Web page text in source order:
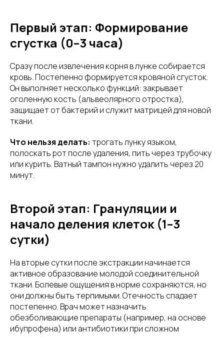
Первый этап: Формирование
сгустка (0–3 часа)
Сразу после извлечения корня в лунке собирается
кровь. Постепенно формируется кровяной сгусток.
Он выполняет несколько функций: закрывает
оголенную кость (альвеолярного отростка),
защищает от бактерий и служит матрицей для новой
ткани.
Что нельзя делать: трогать лунку языком,
полоскать рот после удаления, пить через трубочку
или курить. Ватный тампон нужно удалить через 20
минут.
Второй этап: Грануляции и
начало деления клеток (1–3
сутки)
На вторые сутки после экстракции начинается
активное образование молодой соединительной
ткани. Болевые ощущения в норме сохраняются, но
они должны быть терпимыми. Отечность спадает
постепенно. Врач может назначить
обезболивающие препараты (например, на основе
ибупрофена) или антибиотики при сложном